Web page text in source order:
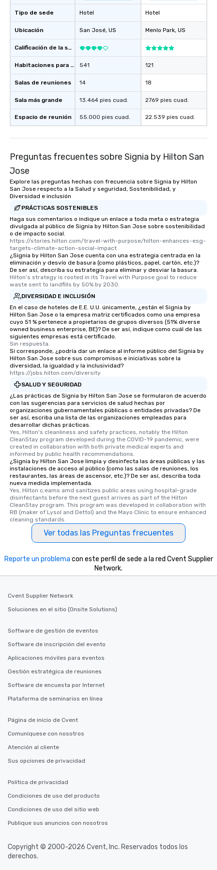
those Instagram moments you share.
For added ease, we can even arrange
transportation pick-up and drop-off,
as well as an event photographer. And
an evening helicopter ride over the
glittering lights of The Strip. A
Memorable Experience for All Lip
to gather and dine that few have
experienced, and all are sure to
remember. Our one-of-a-kind tours
will reminisce about long after they
One of the best reasons to book is the
convenient and efficient way the
experience is designed. All
restaurants are within an easy
walking distance of each other. The
short stroll allows your group
members a chance to engage in prime
networking opportunities before
heading to the next place on your tour
itinerary. You Get a Dinner and a Show
Our tours offer an exquisite feast plus
entertainment. All tours include a
knowledgeable, professional guide
who leads the group on a walking tour,
offering engaging tidbits and
fascinating stories. Several other
interactive experiences are included
along the way exclusively to our tours,
ensuring there is never a dull moment.
Different Types of Cuisine Our
convenient outing, including ones you
and your guests might not have
discovered otherwise on your own or
at a typical corporate dinner. We offer
a way to try some of the finest spots
in the city and dive into various
cuisines and dishes. All the pre-
selected dishes are curated to our
high standards to ensure they will
delight any palate. Tours Available
from Day to Night With any corporate
group experience, booking flexibility is
key. Whether you desire a tour during
business hours or early evening right
after work, we can coordinate with
needs. Go for as Long or as Short as
Tours also provides a range of tour
2.5 hours; our longest is about 5
incentives.
Tipo de sede
Ubicación
Calificación de la sede
Habitaciones para huéspedes
Salas de reuniones
Sala más grande
Espacio de reunión
Hotel
San José, US
541
14
13.464 pies cuad.
55.000 pies cuad.
Hotel
Menlo Park, US
121
18
2769 pies cuad.
22.539 pies cuad.
Preguntas frecuentes sobre Signia by Hilton San
Jose
Explore las preguntas hechas con frecuencia sobre Signia by Hilton
San Jose respecto a la Salud y seguridad, Sostenibilidad, y
Diversidad e inclusión
PRÁCTICAS SOSTENIBLES
Haga sus comentarios o indique un enlace a toda meta o estrategia
divulgada al público de Signia by Hilton San Jose sobre sostenibilidad
o de impacto social.
https://stories.hilton.com/travel-with-purpose/hilton-enhances-esg-
targets-climate-action-social-impact
¿Signia by Hilton San Jose cuenta con una estrategia centrada en la
eliminación y desvío de basura (como plásticos, papel, cartón, etc.)?
De ser así, describa su estrategia para eliminar y desviar la basura.
Hilton’s strategy is rooted in its Travel with Purpose goal to reduce
waste sent to landfills by 50% by 2030.
DIVERSIDAD E INCLUSIÓN
En el caso de hoteles de E.E. U.U. únicamente, ¿están el Signia by
Hilton San Jose o la empresa matriz certificados como una empresa
cuyo 51 % pertenece a propietarios de grupos diversos (51% diverse
owned business enterprise, BE)? De ser así, indique como cuál de las
siguientes empresas está certificado.
Sin respuesta.
Si corresponde, ¿podría dar un enlace al informe público del Signia by
Hilton San Jose sobre sus compromisos e iniciativas sobre la
diversidad, la igualdad y la inclusividad?
https://jobs.hilton.com/diversity
SALUD Y SEGURIDAD
¿Las prácticas de Signia by Hilton San Jose se formularon de acuerdo
con las sugerencias para servicios de salud hechas por
organizaciones gubernamentales públicas o entidades privadas? De
ser así, escriba una lista de las organizaciones empleadas para
desarrollar dichas prácticas.
Yes, Hilton's cleanliness and safety practices, notably the Hilton
CleanStay program developed during the COVID-19 pandemic, were
created in collaboration with both private medical experts and
informed by public health recommendations.
¿Signia by Hilton San Jose limpia y desinfecta las áreas públicas y las
instalaciones de acceso al público (como las salas de reuniones, los
restaurantes, las áreas de ascensor, etc.)? De ser así, describa toda
nueva medida implementada.
Yes, Hilton c;eams amd sanitizes public areas using hospital-grade
disinfectants before the next guest arrives as part of the Hilton
CleanStay program. This program was developed in collaboration with
RB (maker of Lysol and Dettol) and the Mayo Clinic to ensure enhanced
cleaning standards.
Ver todas las Preguntas frecuentes
Reporte un problema con este perfil de sede a la red Cvent Supplier
Network.
Cvent Supplier Network
Soluciones en el sitio (Onsite Solutions)
Software de gestión de eventos
Software de inscripción del evento
Aplicaciones móviles para eventos
Gestión estratégica de reuniones
Software de encuesta por Internet
Plataforma de seminarios en línea
Página de inicio de Cvent
Comuníquese con nosotros
Atención al cliente
Sus opciones de privacidad
Política de privacidad
Condiciones de uso del producto
Condiciones de uso del sitio web
Publique sus anuncios con nosotros
Copyright © 2000-2026 Cvent, Inc. Reservados todos los
derechos.